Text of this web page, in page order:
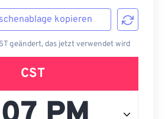
kopieren
geändert, das jetzt verwendet wird
CST